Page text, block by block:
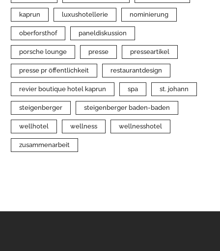
kaprun luxushotellerie nominierung
oberforsthof paneldiskussion
porsche lounge presse presseartikel
presse pr öffentlichkeit restaurantdesign
revier boutique hotel kaprun spa st. johann
steigenberger steigenberger baden-baden
wellhotel wellness wellnesshotel
zusammenarbeit